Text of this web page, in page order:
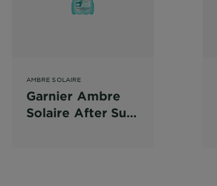
AMBRE SOLAIRE
Garnier Ambre
Solaire After Sun